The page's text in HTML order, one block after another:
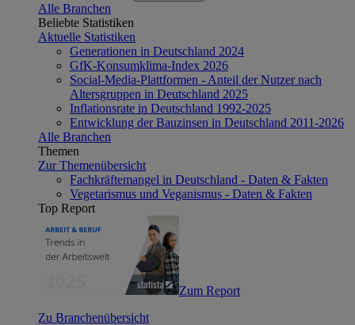
Alle Branchen
Beliebte Statistiken
Aktuelle Statistiken
Generationen in Deutschland 2024
GfK-Konsumklima-Index 2026
Social-Media-Plattformen - Anteil der Nutzer nach
Altersgruppen in Deutschland 2025
Inflationsrate in Deutschland 1992-2025
Entwicklung der Bauzinsen in Deutschland 2011-2026
Alle Branchen
Themen
Zur Themenübersicht
Fachkräftemangel in Deutschland - Daten & Fakten
Vegetarismus und Veganismus - Daten & Fakten
Top Report
Zum Report
Zu Branchenübersicht